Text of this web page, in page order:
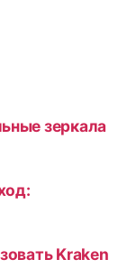
зеркала
Kraken